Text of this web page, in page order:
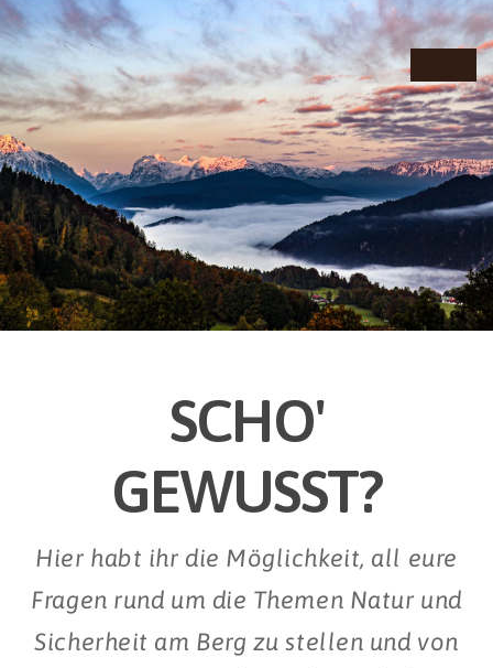
SCHO'
GEWUSST?
Hier habt ihr die Möglichkeit, all eure
Fragen rund um die Themen Natur und
Sicherheit am Berg zu stellen und von